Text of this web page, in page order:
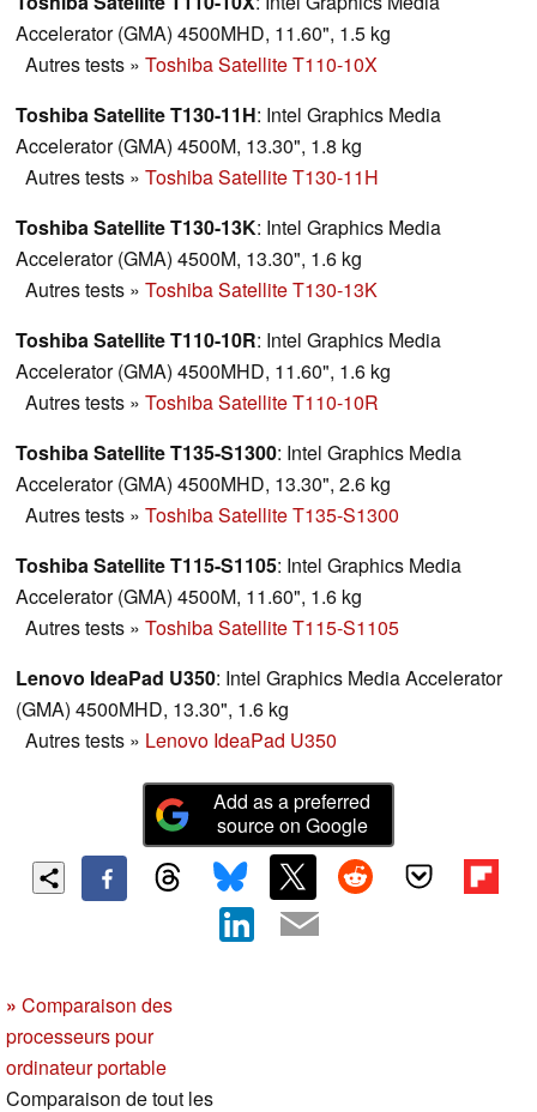
Accelerator (GMA) 4500MHD, 11.60", 1.5 kg
Autres tests » Toshiba Satellite T110-10X
Toshiba Satellite T130-11H: Intel Graphics Media
Accelerator (GMA) 4500M, 13.30", 1.8 kg
Autres tests » Toshiba Satellite T130-11H
Toshiba Satellite T130-13K: Intel Graphics Media
Accelerator (GMA) 4500M, 13.30", 1.6 kg
Autres tests » Toshiba Satellite T130-13K
Toshiba Satellite T110-10R: Intel Graphics Media
Accelerator (GMA) 4500MHD, 11.60", 1.6 kg
Autres tests » Toshiba Satellite T110-10R
Toshiba Satellite T135-S1300: Intel Graphics Media
Accelerator (GMA) 4500MHD, 13.30", 2.6 kg
Autres tests » Toshiba Satellite T135-S1300
Toshiba Satellite T115-S1105: Intel Graphics Media
Accelerator (GMA) 4500M, 11.60", 1.6 kg
Autres tests » Toshiba Satellite T115-S1105
Lenovo IdeaPad U350: Intel Graphics Media Accelerator
(GMA) 4500MHD, 13.30", 1.6 kg
Autres tests » Lenovo IdeaPad U350
Add as a preferred
source on Google
» Comparaison des
processeurs pour
ordinateur portable
Comparaison de tout les